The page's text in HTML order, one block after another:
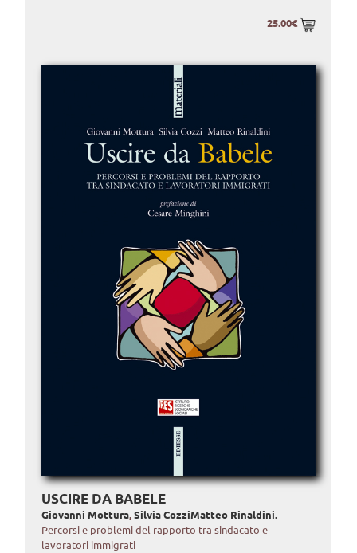
25.00€
USCIRE DA BABELE
Giovanni Mottura,Silvia CozziMatteo Rinaldini.
Percorsi e problemi del rapporto tra sindacato e
lavoratori immigrati